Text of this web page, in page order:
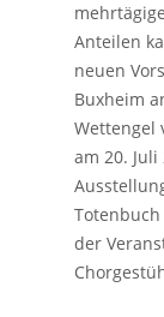
Anteilen
neuen
Buxheim
Wettengel
am 20.
der